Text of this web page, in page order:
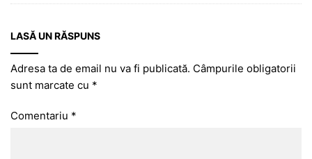
LASĂ UN RĂSPUNS
Adresa ta de email nu va fi publicată. Câmpurile obligatorii
sunt marcate cu *
Comentariu *